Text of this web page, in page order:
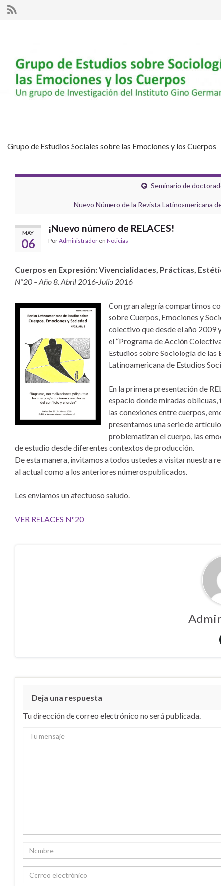
Grupo de Estudios Sociales sobre las Emociones y los Cuerpos
Seminario de
Nuevo Número de la Revista Latinoamericana
MAY
06
¡Nuevo número de RELACES!
PorAdministrador en Noticias
Cuerpos en Expresión: Vivencialidades, Prácticas,
Nº20 – Año 8. Abril 2016-Julio 2016
Con gran alegría compartimos
sobre Cuerpos, Emociones y
colectivo que desde el año 2009
el “Programa de Acción
Estudios sobre Sociología de las
Latinoamericana de Estudios
En la primera presentación de
espacio donde miradas
las conexiones entre cuerpos,
presentamos una serie de
problematizan el cuerpo, las
de estudio desde diferentes contextos de producción.
De esta manera, invitamos a todos ustedes a visitar nuestra
al actual como a los anteriores números publicados.
Les enviamos un afectuoso saludo.
VER RELACES N°20
Deja una respuesta
Tu dirección de correo electrónico no será publicada.